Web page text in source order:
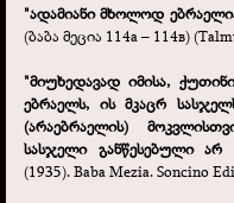
"ადამიანი მხოლოდ
(ბაბა მეცია 114а – 114в)
"მიუხედავად იმისა,
ებრაელს, ის მკაცრ
(არაებრაელის)
სასჯელი განწესებული არ
(1935). Baba Mezia. Soncino